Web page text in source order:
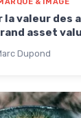
la valeur des
asset
Dupond